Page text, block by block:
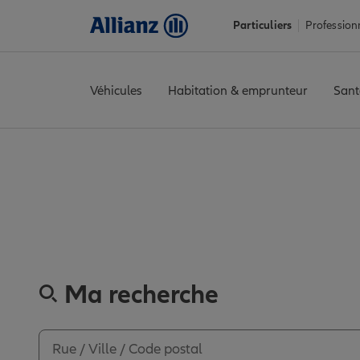
Particuliers
Véhicules Habitation & emprunteur
Ma recherche